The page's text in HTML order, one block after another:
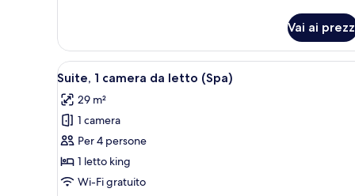
2
letti
queen,
ai
disabili
(Communications)
Vai ai
Apri
tutte
le
foto
per
Suite,
1
Una camera d'albergo
8
Suite, 1 camera da letto (Spa)
29 m²
1 camera
Per 4 persone
1 letto king
Wi-Fi gratuito